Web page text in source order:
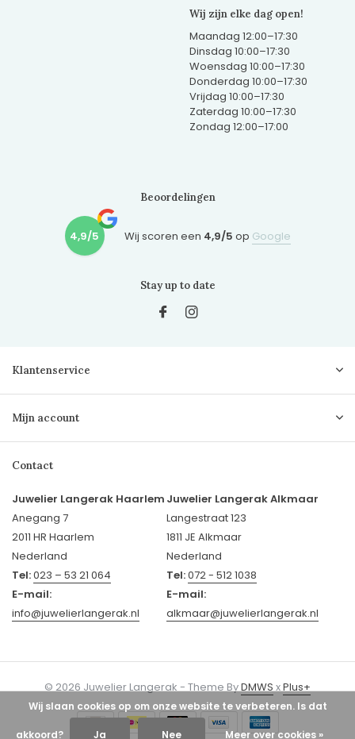
Wij zijn elke dag open!
Maandag 12:00–17:30
Dinsdag 10:00–17:30
Woensdag 10:00–17:30
Donderdag 10:00–17:30
Vrijdag 10:00–17:30
Zaterdag 10:00–17:30
Zondag 12:00–17:00
Beoordelingen
4,9/5 Wij scoren een 4,9/5 op Google
Stay up to date
Klantenservice
Mijn account
Contact
Juwelier Langerak Haarlem
Anegang 7
2011 HR Haarlem
Nederland
Tel:023 – 53 21 064
E-mail:
info@juwelierlangerak.nl
Juwelier Langerak Alkmaar
Langestraat 123
1811 JE Alkmaar
Nederland
Tel:072 - 512 1038
E-mail:
alkmaar@juwelierlangerak.nl
© 2026 Juwelier Langerak - Theme ByDMWSxPlus+
Wij slaan cookies op om onze website te verbeteren. Is dat
akkoord? Ja Nee Meer over cookies »